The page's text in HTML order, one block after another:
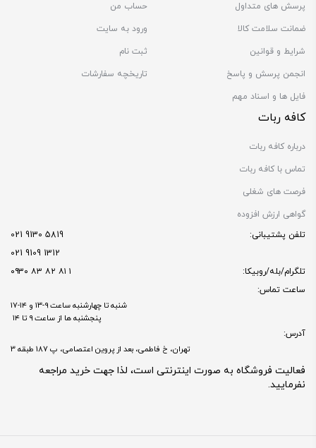
پرسش های متداول
ضمانت سلامت کالا
شرایط و قوانین
انجمن پرسش و پاسخ
فایل ها و اسناد مهم
حساب من
ورود به سایت
ثبت نام
تاریخچه سفارشات
کافه ربات
درباره کافه ربات
تماس با کافه ربات
فرصت های شغلی
گواهی ارزش افزوده
تلفن پشتیبانی:
5819 9130 021
1312 9109 021
تلگرام/بله/روبیکا:
۱ ۸۱ ۸۲ ۸۳ ۰۹۳۰
ساعت تماس:
شنبه تا چهارشنبه ساعت ۹-۱۳ و ۱۴-۱۷
پنجشنبه ها از ساعت ۹ تا ۱۴
آدرس:
تهران، خ فاطمی، بعد از پروین اعتصامی، پ 187 طبقه 3
فعالیت فروشگاه به صورت اینترنتی است، لذا جهت خرید مراجعه
نفرمایید.